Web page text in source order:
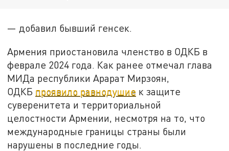
— добавил бывший генсек.
Армения приостановила членство в ОДКБ в
феврале 2024 года. Как ранее отмечал глава
МИДа республики Арарат Мирзоян,
ОДКБ проявило равнодушие к защите
суверенитета и территориальной
целостности Армении, несмотря на то, что
международные границы страны были
нарушены в последние годы.